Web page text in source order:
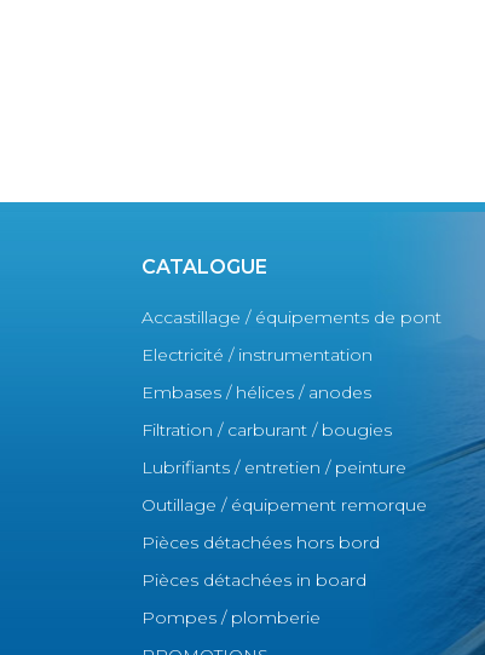
CATALOGUE
Accastillage / équipements de pont
Electricité / instrumentation
Embases / hélices / anodes
Filtration / carburant / bougies
Lubrifiants / entretien / peinture
Outillage / équipement remorque
Pièces détachées hors bord
Pièces détachées in board
Pompes / plomberie